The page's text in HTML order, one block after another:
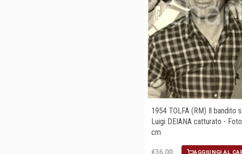
1954 TOLFA (RM) Il bandito
Luigi DEIANA catturato -
cm
€36,00 AGGIUNGI AL